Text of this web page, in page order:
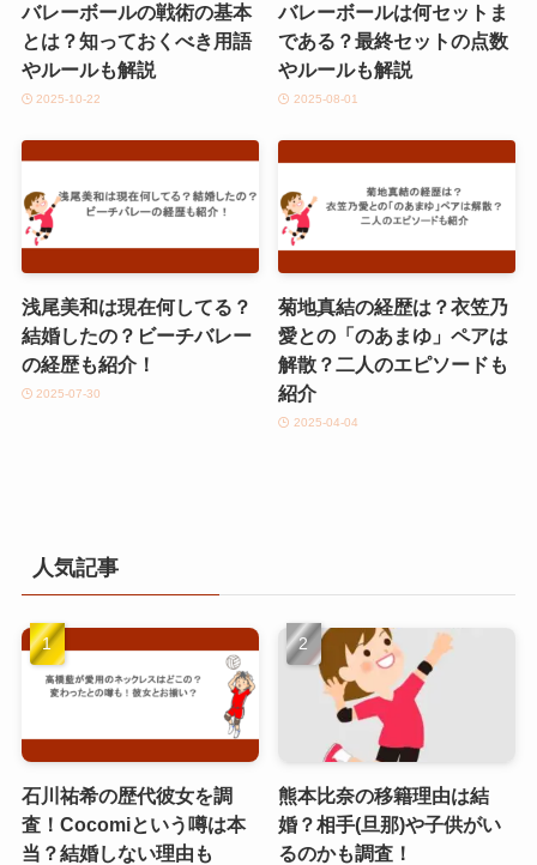
バレーボールの戦術の基本
とは？知っておくべき用語
やルールも解説
2025-10-22
バレーボールは何セットま
である？最終セットの点数
やルールも解説
2025-08-01
浅尾美和は現在何してる？
結婚したの？ビーチバレー
の経歴も紹介！
2025-07-30
菊地真結の経歴は？衣笠乃
愛との「のあまゆ」ペアは
解散？二人のエピソードも
紹介
2025-04-04
人気記事
石川祐希の歴代彼女を調
査！Cocomiという噂は本
当？結婚しない理由も
熊本比奈の移籍理由は結
婚？相手(旦那)や子供がい
るのかも調査！